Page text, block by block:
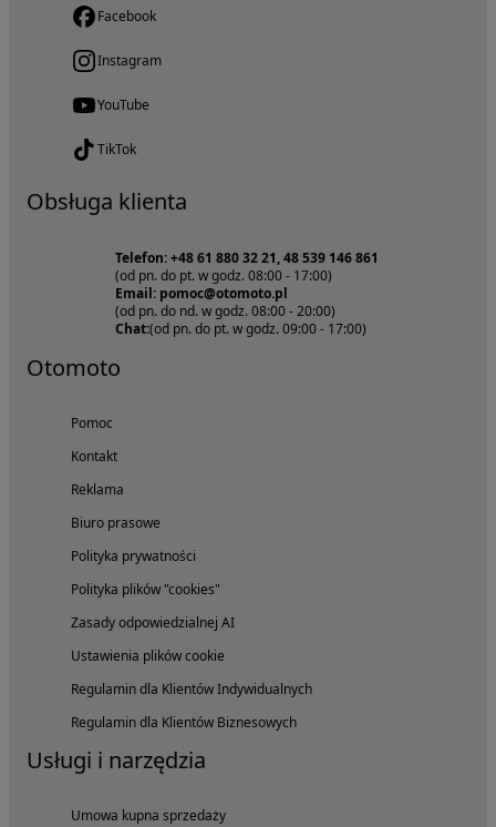
Facebook
Instagram
YouTube
TikTok
Obsługa klienta
Telefon: +48 61 880 32 21, 48 539 146 861
(od pn. do pt. w godz. 08:00 - 17:00)
Email: pomoc@otomoto.pl
(od pn. do nd. w godz. 08:00 - 20:00)
Chat:(od pn. do pt. w godz. 09:00 - 17:00)
Otomoto
Pomoc
Kontakt
Reklama
Biuro prasowe
Polityka prywatności
Polityka plików "cookies"
Zasady odpowiedzialnej AI
Ustawienia plików cookie
Regulamin dla Klientów Indywidualnych
Regulamin dla Klientów Biznesowych
Usługi i narzędzia
Umowa kupna sprzedaży